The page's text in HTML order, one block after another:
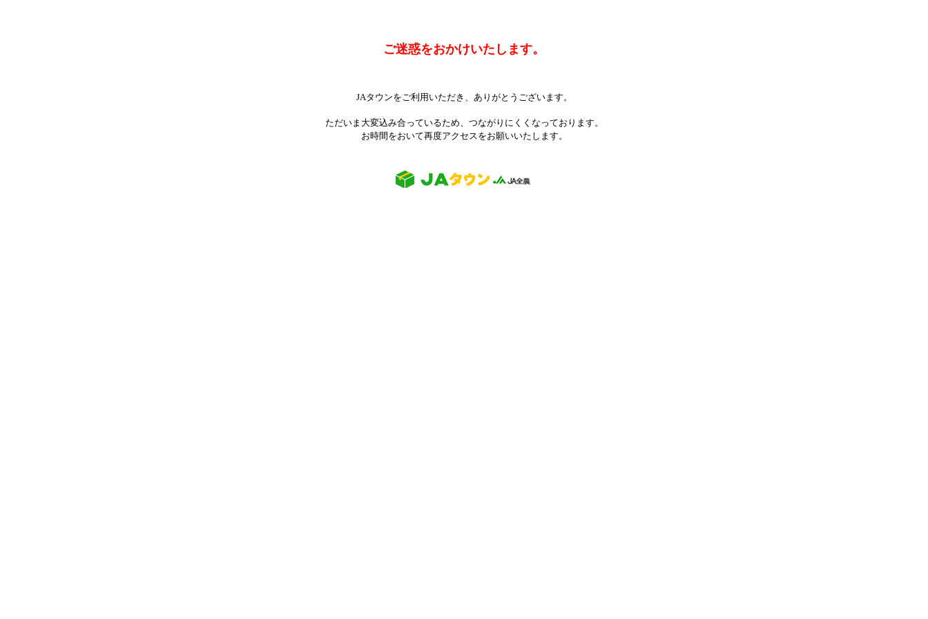
ご迷惑をおかけいたします。
JAタウンをご利用いただき、ありがとうございます。
ただいま大変込み合っているため、つながりにくくなっております。
お時間をおいて再度アクセスをお願いいたします。